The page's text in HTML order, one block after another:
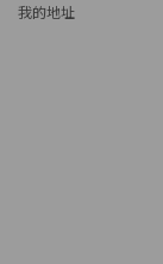
我的地址